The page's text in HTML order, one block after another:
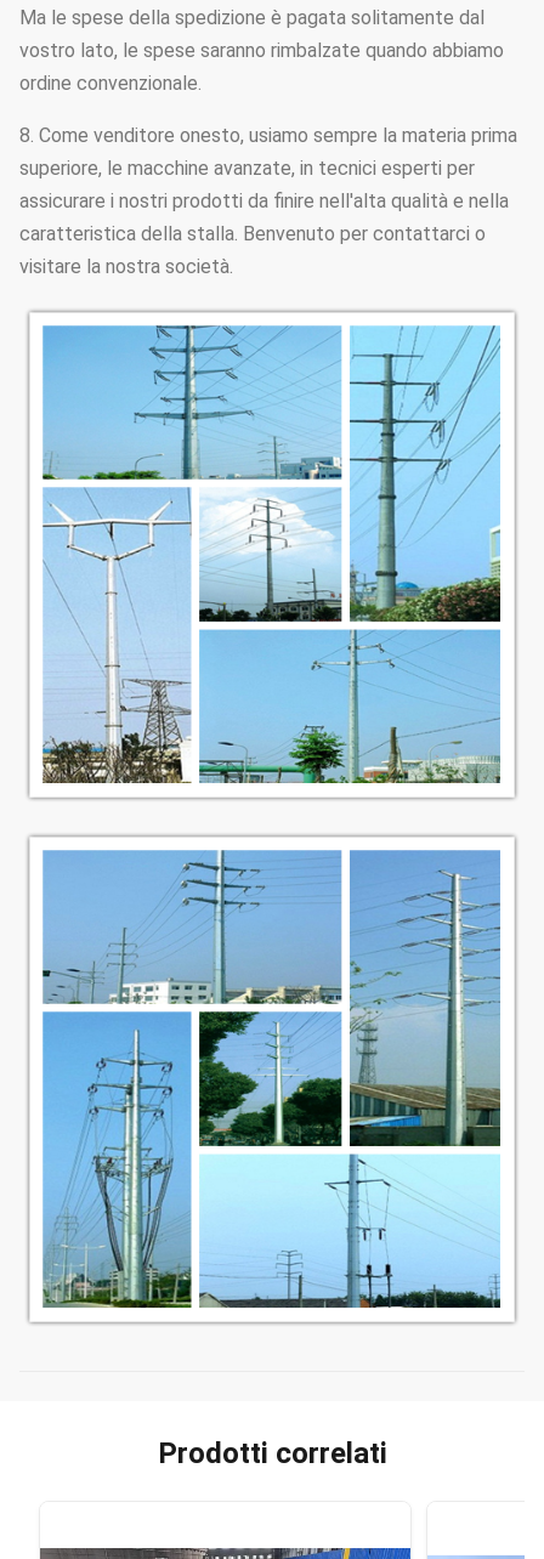
Ma le spese della spedizione è pagata solitamente dal
vostro lato, le spese saranno rimbalzate quando abbiamo
ordine convenzionale.
8. Come venditore onesto, usiamo sempre la materia prima
superiore, le macchine avanzate, in tecnici esperti per
assicurare i nostri prodotti da finire nell'alta qualità e nella
caratteristica della stalla. Benvenuto per contattarci o
visitare la nostra società.
Prodotti correlati